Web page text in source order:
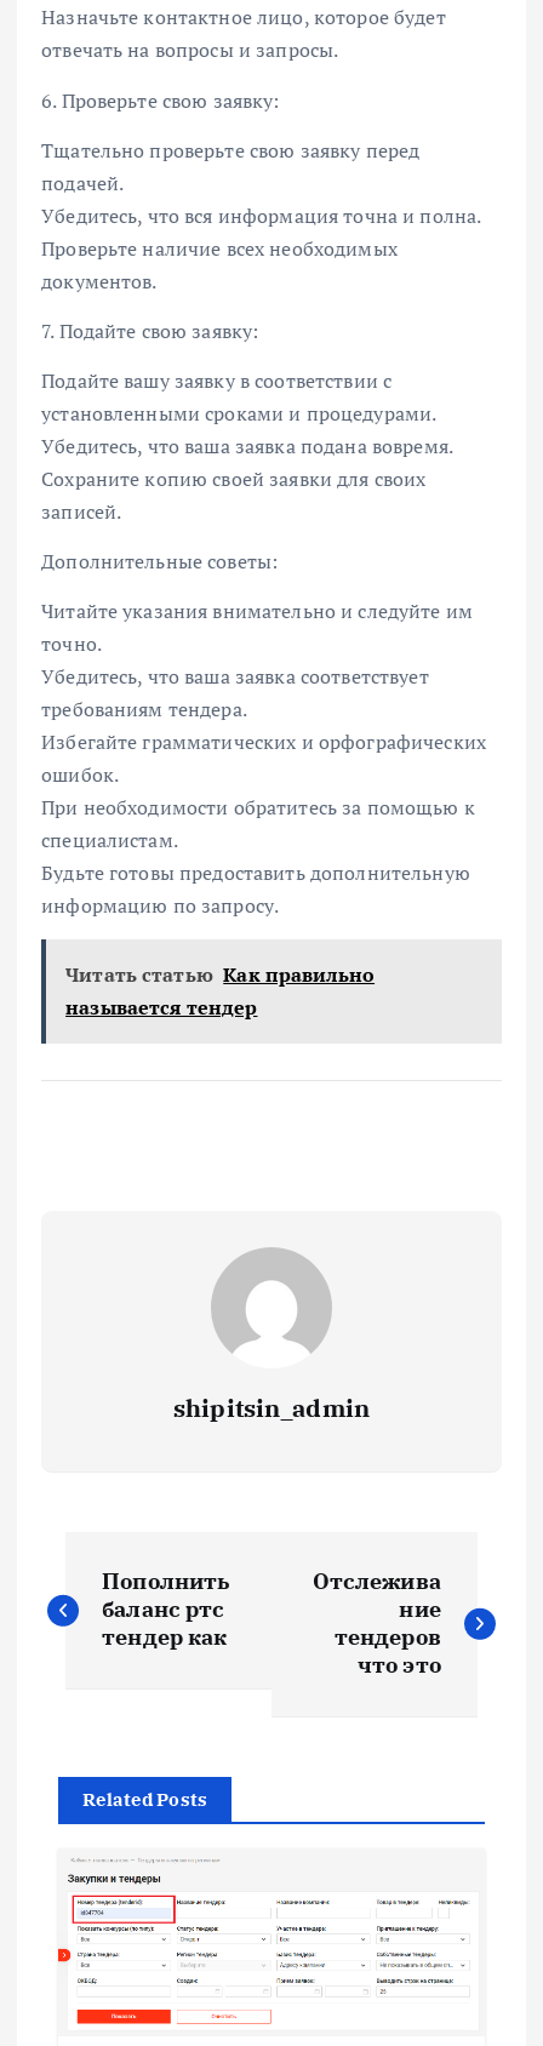
Назначьте контактное лицо, которое будет
отвечать на вопросы и запросы.
6. Проверьте свою заявку:
Тщательно проверьте свою заявку перед
подачей.
Убедитесь, что вся информация точна и полна.
Проверьте наличие всех необходимых
документов.
7. Подайте свою заявку:
Подайте вашу заявку в соответствии с
установленными сроками и процедурами.
Убедитесь, что ваша заявка подана вовремя.
Сохраните копию своей заявки для своих
записей.
Дополнительные советы:
Читайте указания внимательно и следуйте им
точно.
Убедитесь, что ваша заявка соответствует
требованиям тендера.
Избегайте грамматических и орфографических
ошибок.
При необходимости обратитесь за помощью к
специалистам.
Будьте готовы предоставить дополнительную
информацию по запросу.
Читать статью Как правильно
называется тендер
shipitsin_admin
а
г
ц
и
Пополнить
баланс ртс
тендер как
Отслежива
ние
тендеров
что это
Related Posts